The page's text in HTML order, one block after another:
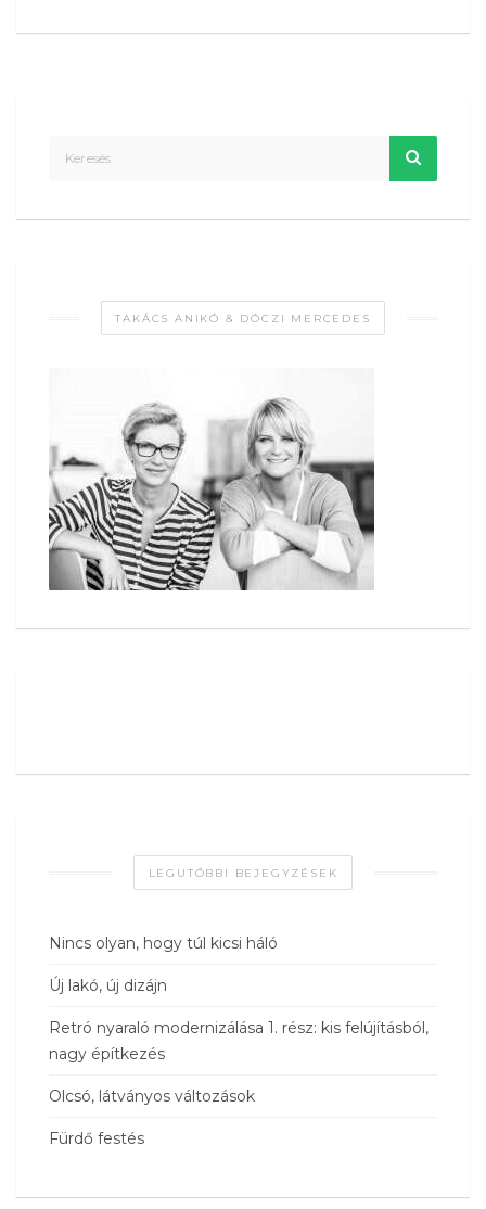
TAKÁCS ANIKÓ & DÓCZI MERCEDES
LEGUTÓBBI BEJEGYZÉSEK
Nincs olyan, hogy túl kicsi háló
Új lakó, új dizájn
Retró nyaraló modernizálása 1. rész: kis felújításból,
nagy építkezés
Olcsó, látványos változások
Fürdő festés